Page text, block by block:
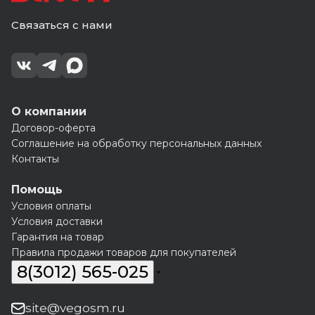
(200)6
(15)
10мм
Связаться с нами
О компании
Договор-оферта
Соглашение на обработку персональных данных
Контакты
Помощь
Условия оплаты
Условия доставки
Гарантия на товар
Правила продажи товаров для покупателей
8(3012) 565-025
site@vegosm.ru